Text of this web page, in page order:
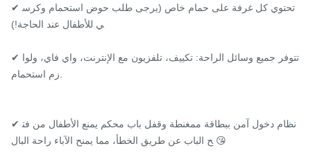
✔ تحتوي كل غرفة على حمام خاص (يرجى طلب حوض استحمام وكرس
ي للأطفال عند الحاجة!)
✔ تتوفر جميع وسائل الراحة: تكييف، تلفزيون مع الإنترنت، واي فاي، ولوا
زم استحمام.
✔ نظام دخول آمن ببطاقة ممغنطة وقفل باب محكم يمنع الأطفال من فت
ح الباب عن طريق الخطأ، مما يمنح الآباء راحة البال 😘